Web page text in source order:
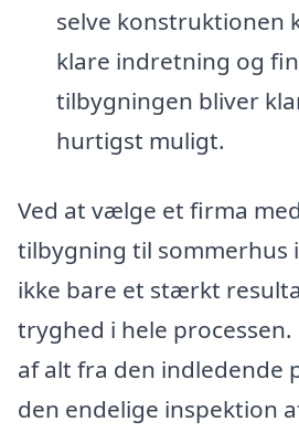
selve konstruktionen
klare indretning og
tilbygningen bliver
hurtigst muligt.
Ved at vælge et firma
tilbygning til sommerhus
ikke bare et stærkt
tryghed i hele processen.
af alt fra den indledende
den endelige inspektion